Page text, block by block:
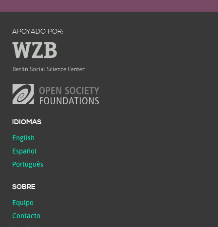
APOYADO POR:
IDIOMAS
English
Español
Português
SOBRE
Equipo
Contacto